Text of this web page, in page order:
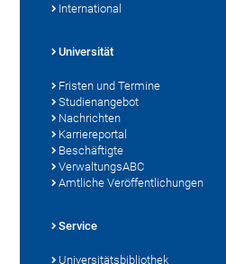
International
Universität
Fristen und Termine
Studienangebot
Nachrichten
Karriereportal
Beschäftigte
VerwaltungsABC
Amtliche Veröffentlichungen
Service
Universitätsbibliothek